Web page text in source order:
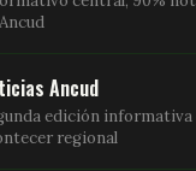
Ancud
edición informativa
regional